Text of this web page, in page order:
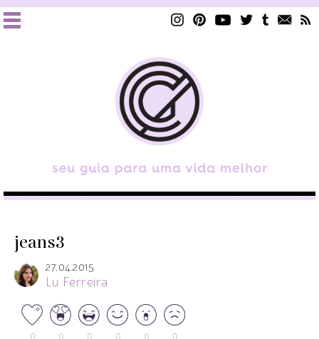
jeans3
27.04.2015
Lu Ferreira
0 0 0 0 0 0